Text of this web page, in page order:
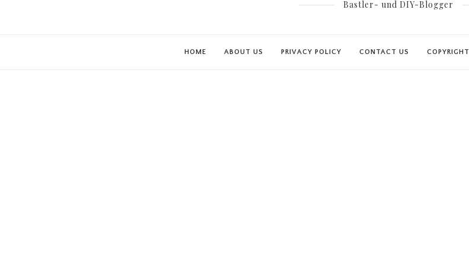
Bastler- und DIY-Blogger
HOME ABOUT US PRIVACY POLICY CONTACT US COPYRIGHT